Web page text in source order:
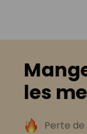
les
Perte de